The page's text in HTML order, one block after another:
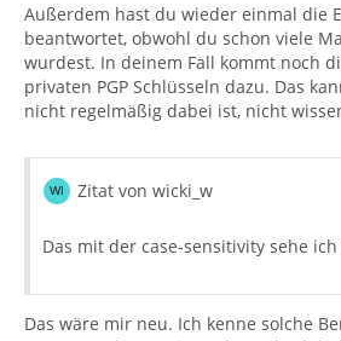
Außerdem hast du wieder einmal die
beantwortet, obwohl du schon viele
wurdest. In deinem Fall kommt noch
privaten PGP Schlüsseln dazu. Das
nicht regelmäßig dabei ist, nicht
Zitat von wicki_w
Das mit der case-sensitivity sehe
Das wäre mir neu. Ich kenne solche